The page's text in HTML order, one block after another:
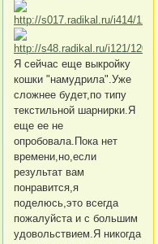
Я сейчас еще выкройку
кошки "намудрила".Уже
сложнее будет,по типу
текстильной шарнирки.Я
еще ее не
опробовала.Пока нет
времени,но,если
результат вам
понравится,я
поделюсь,это всегда
пожалуйста и с большим
удовольствием.Я никогда